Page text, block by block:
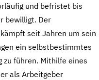
und befristet bis
bewilligt. Der
kämpft seit Jahren um sein
ein selbstbestimmtes
zu führen. Mithilfe eines
als Arbeitgeber